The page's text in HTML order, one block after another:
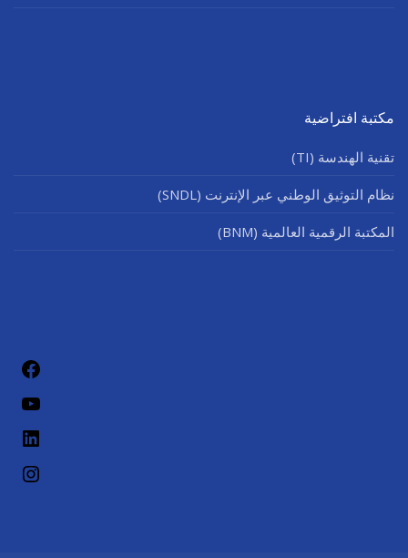
مكتبة افتراضية
تقنية الهندسة (TI)
نظام التوثيق الوطني عبر الإنترنت (SNDL)
المكتبة الرقمية العالمية (BNM)